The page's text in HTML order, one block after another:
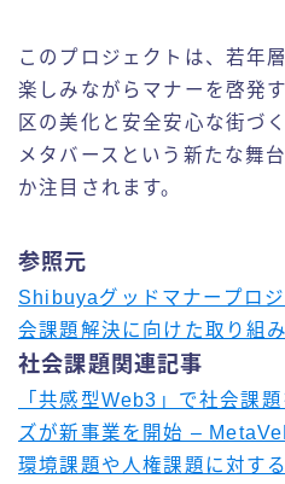
このプロジェクトは、若年
楽しみながらマナーを啓発
区の美化と安全安心な街づ
メタバースという新たな舞
か注目されます。
参照元
Shibuyaグッドマナープロ
会課題解決に向けた取り組み
社会課題関連記事
「共感型Web3」で社会課
ズが新事業を開始 –
環境課題や人権課題に対す